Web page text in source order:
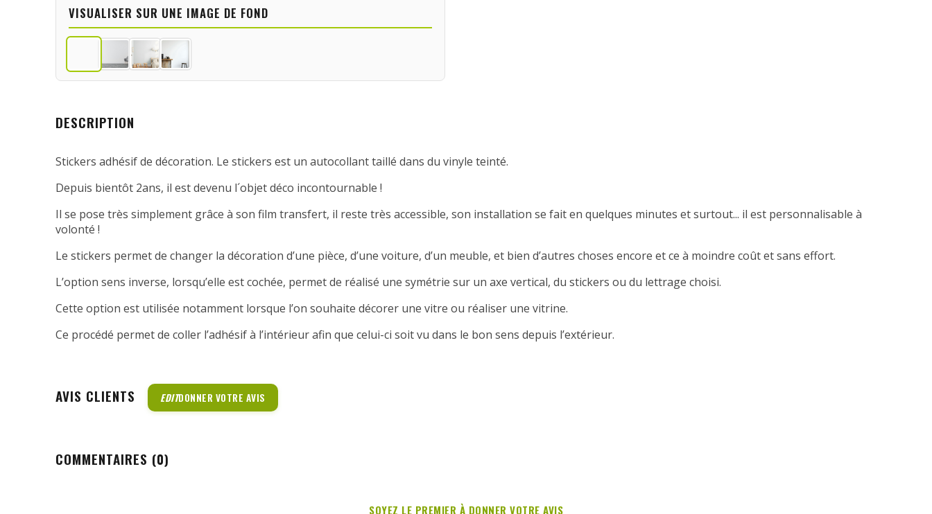
VISUALISER SUR UNE IMAGE DE FOND
DESCRIPTION
Stickers adhésif de décoration. Le stickers est un autocollant taillé dans du vinyle teinté.
Depuis bientôt 2ans, il est devenu l´objet déco incontournable !
Il se pose très simplement grâce à son film transfert, il reste très accessible, son installation se fait en quelques minutes et surtout... il est personnalisable à
volonté !
Le stickers permet de changer la décoration d’une pièce, d’une voiture, d’un meuble, et bien d’autres choses encore et ce à moindre coût et sans effort.
L’option sens inverse, lorsqu’elle est cochée, permet de réalisé une symétrie sur un axe vertical, du stickers ou du lettrage choisi.
Cette option est utilisée notamment lorsque l’on souhaite décorer une vitre ou réaliser une vitrine.
Ce procédé permet de coller l’adhésif à l’intérieur afin que celui-ci soit vu dans le bon sens depuis l’extérieur.
AVIS CLIENTS EDITDONNER VOTRE AVIS
COMMENTAIRES (0)
SOYEZ LE PREMIER À DONNER VOTRE AVIS